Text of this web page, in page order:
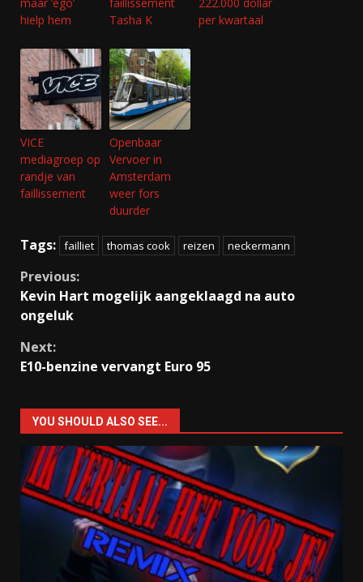
hielp hem
Tasha K
per kwartaal
VICE
mediagroep op
randje van
faillissement
Openbaar
Vervoer in
Amsterdam
weer fors
duurder
Tags: failliet thomas cook reizen neckermann
Continue
Reading
Previous:
Kevin Hart mogelijk aangeklaagd na auto
ongeluk
Next:
E10-benzine vervangt Euro 95
YOU SHOULD ALSO SEE...